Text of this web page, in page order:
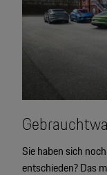
Sie haben sich
entschieden? Das